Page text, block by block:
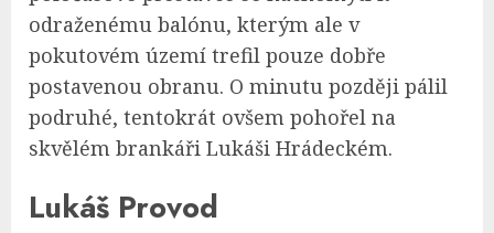
odraženému balónu, kterým ale v
pokutovém území trefil pouze dobře
postavenou obranu. O minutu později pálil
podruhé, tentokrát ovšem pohořel na
skvělém brankáři Lukáši Hrádeckém.
Lukáš Provod